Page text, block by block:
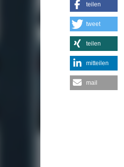
teilen
tweet
teilen
mitteilen
mail